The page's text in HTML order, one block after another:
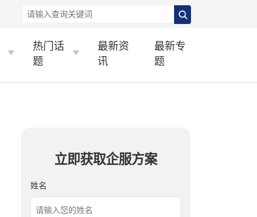
热门话
题
最新资
讯
最新专
题
立即获取企服方案
姓名